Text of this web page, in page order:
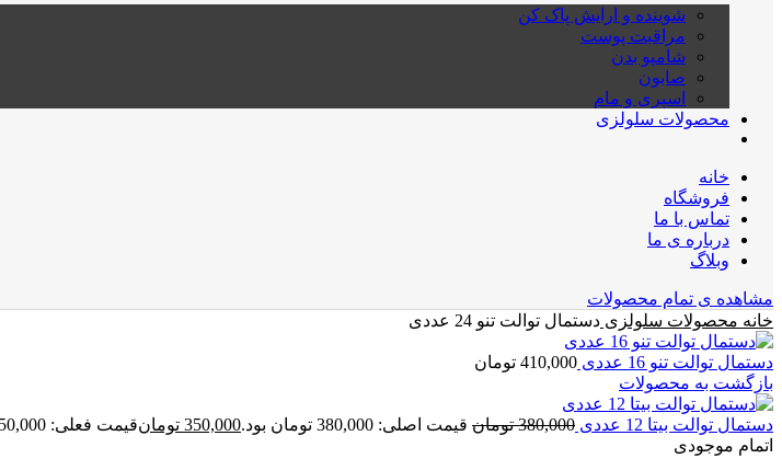
شوینده و ارایش پاک کن
مراقبت پوست
شامپو بدن
صابون
اسپری و مام
محصولات سلولزی
خانه
فروشگاه
تماس با ما
درباره ی ما
وبلاگ
مشاهده ی تمام محصولات
خانه محصولات سلولزی دستمال توالت تنو 24 عددی
دستمال توالت تنو 16 عددی 410,000 تومان
بازگشت به محصولات
دستمال توالت بیتا 12 عددی 380,000 تومان قیمت اصلی: 380,000 تومان بود. 350,000 تومانقیمت فعلی: 350,000 تومان.
اتمام موجودی